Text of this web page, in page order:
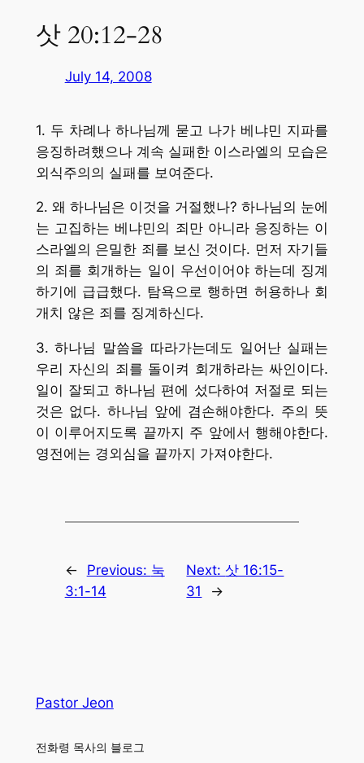
삿 20:12-28
July 14, 2008
1. 두 차례나 하나님께 묻고 나가 베냐민 지파를
응징하려했으나 계속 실패한 이스라엘의 모습은
외식주의의 실패를 보여준다.
2. 왜 하나님은 이것을 거절했나? 하나님의 눈에
는 고집하는 베냐민의 죄만 아니라 응징하는 이
스라엘의 은밀한 죄를 보신 것이다. 먼저 자기들
의 죄를 회개하는 일이 우선이어야 하는데 징계
하기에 급급했다. 탐욕으로 행하면 허용하나 회
개치 않은 죄를 징계하신다.
3. 하나님 말씀을 따라가는데도 일어난 실패는
우리 자신의 죄를 돌이켜 회개하라는 싸인이다.
일이 잘되고 하나님 편에 섰다하여 저절로 되는
것은 없다. 하나님 앞에 겸손해야한다. 주의 뜻
이 이루어지도록 끝까지 주 앞에서 행해야한다.
영전에는 경외심을 끝까지 가져야한다.
← Previous: 눅
3:1-14
Next: 삿 16:15-
31
→
Pastor Jeon
전화령 목사의 블로그